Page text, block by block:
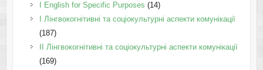
І English for Specific Purposes (14)
I Лінгвокогнітивні та соціокультурні аспекти комунікації
(187)
IІ Лінгвокогнітивні та соціокультурні аспекти комунікації
(169)